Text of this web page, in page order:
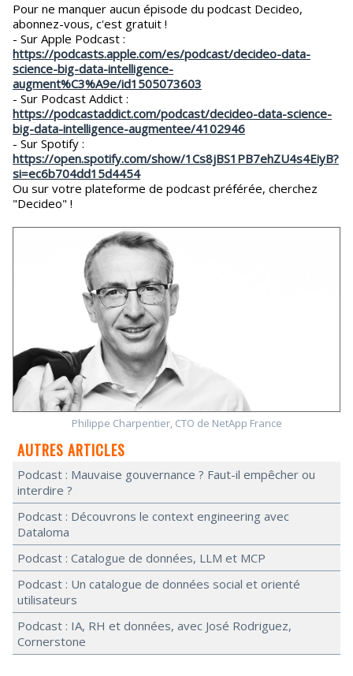
Pour ne manquer aucun épisode du podcast Decideo,
abonnez-vous, c'est gratuit !
- Sur Apple Podcast :
https://podcasts.apple.com/es/podcast/decideo-data-
science-big-data-intelligence-
augment%C3%A9e/id1505073603
- Sur Podcast Addict :
https://podcastaddict.com/podcast/decideo-data-science-
big-data-intelligence-augmentee/4102946
- Sur Spotify :
https://open.spotify.com/show/1Cs8jBS1PB7ehZU4s4EiyB?
si=ec6b704dd15d4454
Ou sur votre plateforme de podcast préférée, cherchez
"Decideo" !
Philippe Charpentier, CTO de NetApp France
AUTRES ARTICLES
Podcast : Mauvaise gouvernance ? Faut-il empêcher ou
interdire ?
Podcast : Découvrons le context engineering avec
Dataloma
Podcast : Catalogue de données, LLM et MCP
Podcast : Un catalogue de données social et orienté
utilisateurs
Podcast : IA, RH et données, avec José Rodriguez,
Cornerstone